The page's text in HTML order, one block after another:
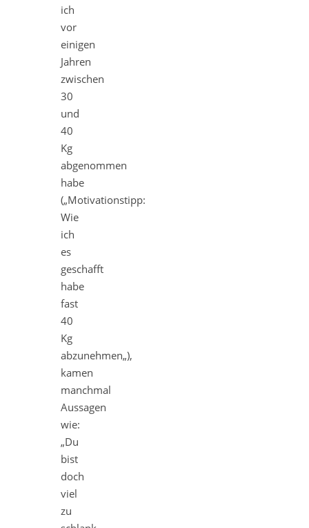
ich
vor
einigen
Jahren
zwischen
30
und
40
Kg
abgenommen
habe
(„Motivationstipp:
Wie
ich
es
geschafft
habe
fast
40
Kg
abzunehmen„),
kamen
manchmal
Aussagen
wie:
„Du
bist
doch
viel
zu